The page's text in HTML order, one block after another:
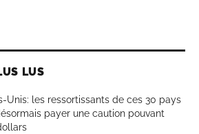
LUS
Unis: les ressortissants de ces 30 pays
payer une caution pouvant